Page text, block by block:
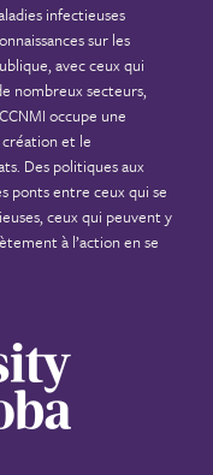
infectieuses
sur les
avec ceux qui
nombreux secteurs,
occupe une
et le
Des politiques aux
ponts entre ceux qui se
ceux qui peuvent y
à l’action en se